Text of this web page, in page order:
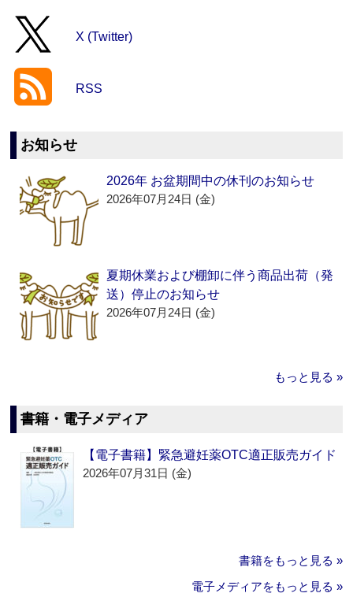
X (Twitter)
RSS
お知らせ
2026年 お盆期間中の休刊のお知らせ
2026年07月24日 (金)
夏期休業および棚卸に伴う商品出荷（発
送）停止のお知らせ
2026年07月24日 (金)
もっと見る »
書籍・電子メディア
【電子書籍】緊急避妊薬OTC適正販売ガイド
2026年07月31日 (金)
書籍をもっと見る »
電子メディアをもっと見る »